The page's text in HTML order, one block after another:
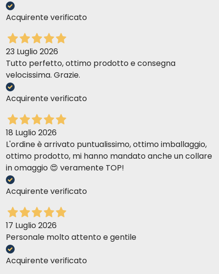
Acquirente verificato
23 Luglio 2026
Tutto perfetto, ottimo prodotto e consegna
velocissima. Grazie.
Acquirente verificato
18 Luglio 2026
L'ordine è arrivato puntualissimo, ottimo imballaggio,
ottimo prodotto, mi hanno mandato anche un collare
in omaggio 😍 veramente TOP!
Acquirente verificato
17 Luglio 2026
Personale molto attento e gentile
Acquirente verificato